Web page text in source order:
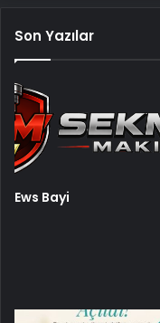
Son Yazılar
Ews Bayi